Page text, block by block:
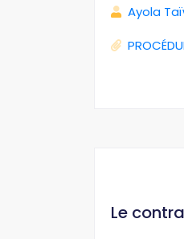
Ayola
Le